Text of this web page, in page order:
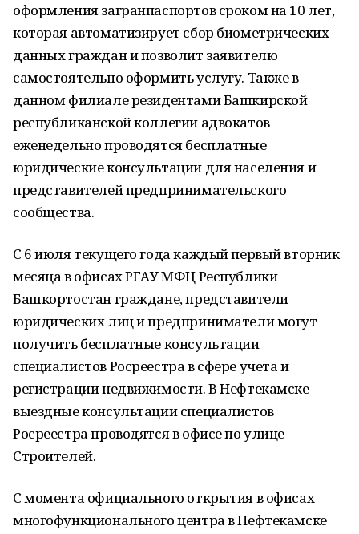
оформления загранпаспортов сроком на 10 лет,
которая автоматизирует сбор биометрических
данных граждан и позволит заявителю
самостоятельно оформить услугу. Также в
данном филиале резидентами Башкирской
республиканской коллегии адвокатов
еженедельно проводятся бесплатные
юридические консультации для населения и
представителей предпринимательского
сообщества.
С 6 июля текущего года каждый первый вторник
месяца в офисах РГАУ МФЦ Республики
Башкортостан граждане, представители
юридических лиц и предприниматели могут
получить бесплатные консультации
специалистов Росреестра в сфере учета и
регистрации недвижимости. В Нефтекамске
выездные консультации специалистов
Росреестра проводятся в офисе по улице
Строителей.
С момента официального открытия в офисах
многофункционального центра в Нефтекамске